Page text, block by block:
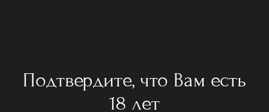
Подтвердите, что Вам есть
18 лет